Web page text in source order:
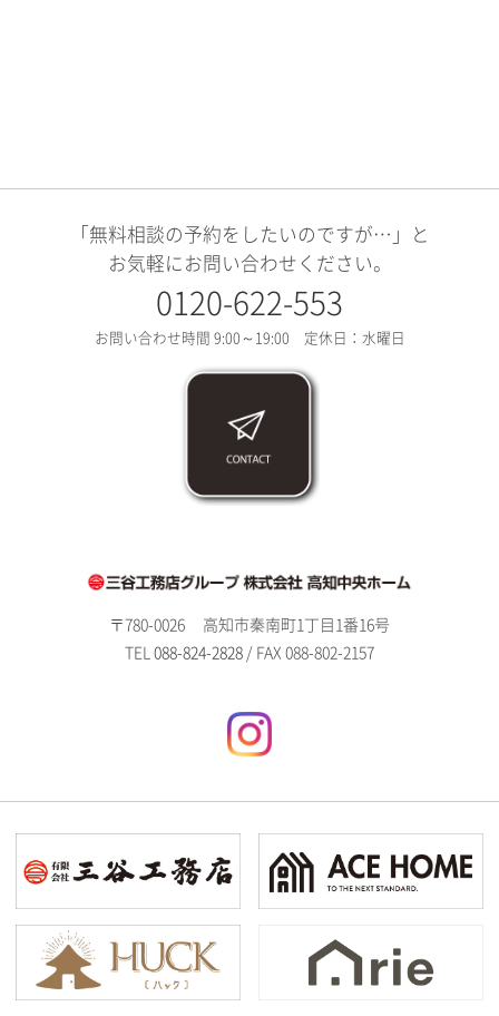
「無料相談の予約をしたいのですが…」と
お気軽にお問い合わせください。
0120-622-553
お問い合わせ時間 9:00～19:00 定休日：水曜日
〒780-0026
高知市秦南町1丁目1番16号
TEL 088-824-2828 / FAX 088-802-2157